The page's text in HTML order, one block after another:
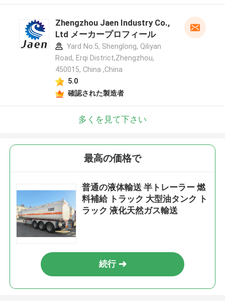
Zhengzhou Jaen Industry Co.,
Ltd メーカープロフィール
Yard No.5, Shenglong, Qiliyan
Road, Erqi District,Zhengzhou,
450015, China ,China
5.0
確認された製造者
多くを見て下さい
最高の価格で
普通の液体輸送 半トレーラー 燃
料補給 トラック 大型油タンク ト
ラック 液化天然ガス輸送
続行